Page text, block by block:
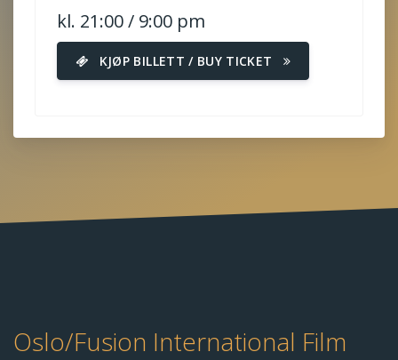
kl. 21:00 / 9:00 pm
KJØP BILLETT / BUY TICKET
Oslo/Fusion International Film